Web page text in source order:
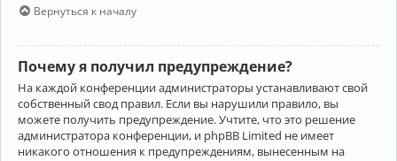
Вернуться к началу
Почему я получил предупреждение?
На каждой конференции администраторы устанавливают свой
собственный свод правил. Если вы нарушили правило, вы
можете получить предупреждение. Учтите, что это решение
администратора конференции, и phpBB Limited не имеет
никакого отношения к предупреждениям, вынесенным на